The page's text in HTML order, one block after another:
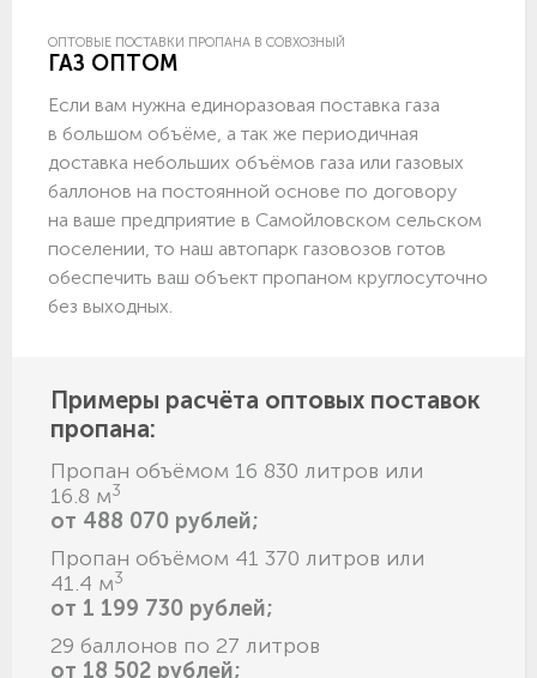
ОПТОВЫЕ ПОСТАВКИ ПРОПАНА В СОВХОЗНЫЙ
ГАЗ ОПТОМ
Если вам нужна единоразовая поставка газа
в большом объёме, а так же периодичная
доставка небольших объёмов газа или газовых
баллонов на постоянной основе по договору
на ваше предприятие в Самойловском сельском
поселении, то наш автопарк газовозов готов
обеспечить ваш объект пропаном круглосуточно
без выходных.
Примеры расчёта оптовых поставок
пропана:
Пропан объёмом 16 830 литров или
16.8 м3
от 488 070 рублей;
Пропан объёмом 41 370 литров или
41.4 м3
от 1 199 730 рублей;
29 баллонов по 27 литров
от 18 502 рублей;